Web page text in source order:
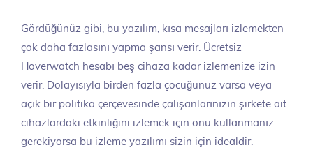
Gördüğünüz gibi, bu yazılım, kısa mesajları izlemekten
çok daha fazlasını yapma şansı verir. Ücretsiz
Hoverwatch hesabı beş cihaza kadar izlemenize izin
verir. Dolayısıyla birden fazla çocuğunuz varsa veya
açık bir politika çerçevesinde çalışanlarınızın şirkete ait
cihazlardaki etkinliğini izlemek için onu kullanmanız
gerekiyorsa bu izleme yazılımı sizin için idealdir.